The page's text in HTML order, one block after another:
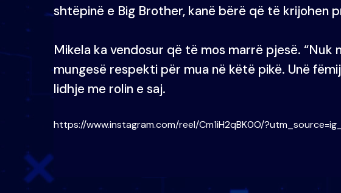
shtëpinë e Big Brother, kanë bërë që të krijohen
Mikela ka vendosur që të mos marrë pjesë.
mungesë respekti për mua në këtë pikë. Unë
lidhje me rolin e saj.
https://www.instagram.com/reel/Cm1iH2qBK0O/